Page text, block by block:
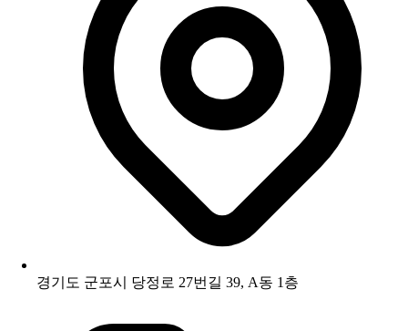
경기도 군포시 당정로 27번길 39, A동 1층